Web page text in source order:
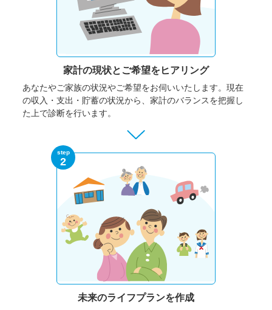
家計の現状と ご希望をヒアリング
あなたやご家族の状況やご希望をお伺いいたします。 現在
の収入・支出・貯蓄の状況から、家計のバランスを把握し
た上で診断を行います。
step
2
未来のライフプランを作成